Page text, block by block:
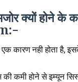
क्यों
कारण नही होता है,
की कमी होने से इम्यून